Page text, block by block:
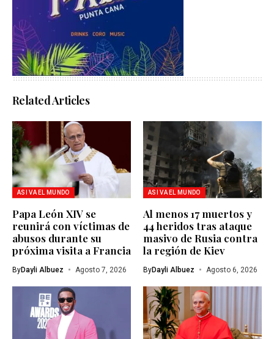
Related Articles
ASI VA EL MUNDO
Papa León XIV se
reunirá con víctimas de
abusos durante su
próxima visita a Francia
ByDayli Albuez Agosto 7, 2026
ASI VA EL MUNDO
Al menos 17 muertos y
44 heridos tras ataque
masivo de Rusia contra
la región de Kiev
ByDayli Albuez Agosto 6, 2026